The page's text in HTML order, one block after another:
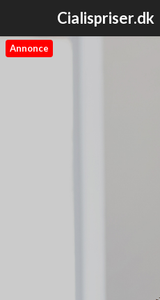
Cialispriser.dk
Annonce